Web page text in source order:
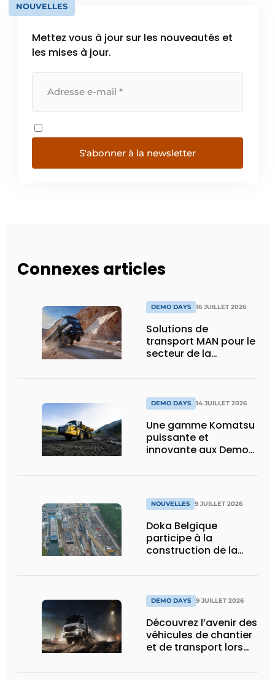
NOUVELLES
Mettez vous à jour sur les nouveautés et
les mises à jour.
S'abonner à la newsletter
Connexes articles
DEMO DAYS 16 JUILLET 2026
Solutions de
transport MAN pour le
secteur de la
DEMO DAYS 14 JUILLET 2026
Une gamme Komatsu
puissante et
innovante aux Demo
NOUVELLES 9 JUILLET 2026
Doka Belgique
participe à la
construction de la
DEMO DAYS 9 JUILLET 2026
Découvrez l’avenir des
véhicules de chantier
et de transport lors